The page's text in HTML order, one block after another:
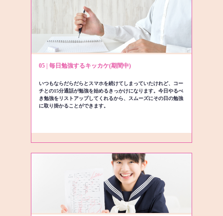
05 | 毎日勉強するキッカケ(期間中)
いつもならだらだらとスマホを続けてしまっていたけれど、コー
チとの15分通話が勉強を始めるきっかけになります。今日やるべ
き勉強をリストアップしてくれるから、スムーズにその日の勉強
に取り掛かることができます。